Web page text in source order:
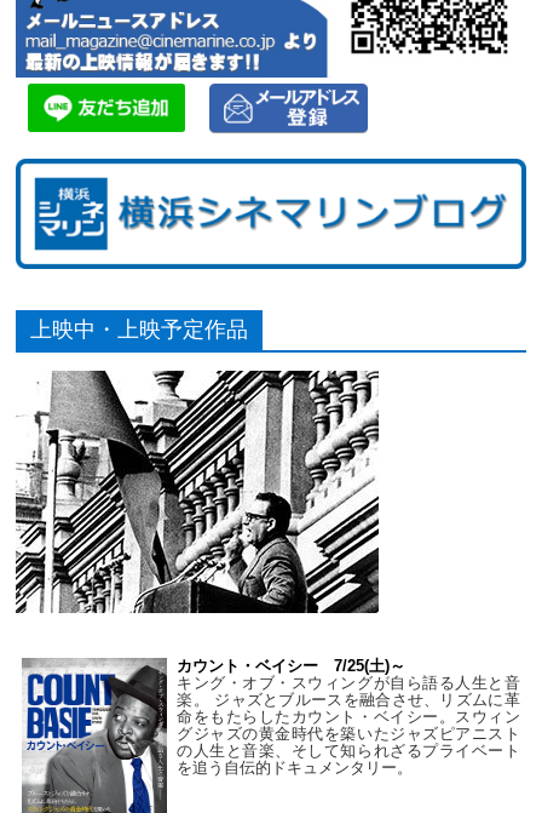
上映中・上映予定作品
カウント・ベイシー 7/25(土)～
キング・オブ・スウィングが自ら語る人生と音
楽。 ジャズとブルースを融合させ、リズムに革
命をもたらしたカウント・ベイシー。スウィン
グジャズの黄金時代を築いたジャズピアニスト
の人生と音楽、そして知られざるプライベート
を追う自伝的ドキュメンタリー。